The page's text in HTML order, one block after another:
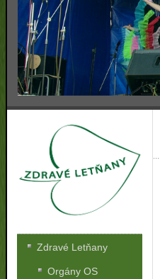
Zdravé Letňany
Orgány OS